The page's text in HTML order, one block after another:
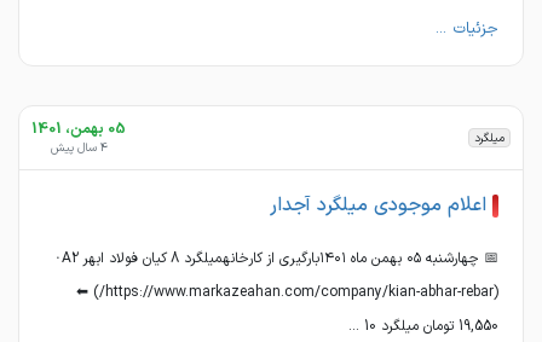
جزئیات ...
میلگرد 05 بهمن، 1401
4 سال پیش
اعلام موجودی میلگرد آجدار
📅 چهارشنبه ۰۵ بهمن ماه ۱۴۰۱بارگیری از کارخانهمیلگرد 8 کیان فولاد ابهر A2 ﮲
(https://www.markazeahan.com/company/kian-abhar-rebar/) ⬅
19,550 تومان میلگرد 10 ...